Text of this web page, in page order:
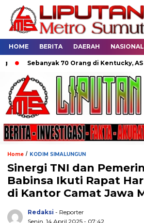
HOME BERITA DAERAH NASIONAL
Sebanyak 70 Orang di Kentucky, AS
Home / KODIM SIMALUNGUN
Sinergi TNI dan
Babinsa Ikuti Rapat
di Kantor Camat Jawa
Redaksi - Reporter
Senin, 14 April 2025 - 07:42